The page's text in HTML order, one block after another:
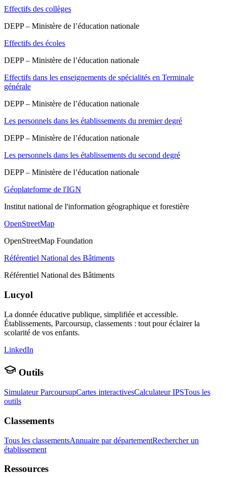
Effectifs des collèges
DEPP – Ministère de l’éducation nationale
Effectifs des écoles
DEPP – Ministère de l’éducation nationale
Effectifs dans les enseignements de spécialités en Terminale
générale
DEPP – Ministère de l’éducation nationale
Les personnels dans les établissements du premier degré
DEPP – Ministère de l’éducation nationale
Les personnels dans les établissements du second degré
DEPP – Ministère de l’éducation nationale
Géoplateforme de l'IGN
Institut national de l'information géographique et forestière
OpenStreetMap
OpenStreetMap Foundation
Référentiel National des Bâtiments
Référentiel National des Bâtiments
Lucyol
La donnée éducative publique, simplifiée et accessible.
Établissements, Parcoursup, classements : tout pour éclairer la
scolarité de vos enfants.
LinkedIn
Outils
Simulateur ParcoursupCartes interactivesCalculateur IPSTous les
outils
Classements
Tous les classementsAnnuaire par départementRechercher un
établissement
Ressources